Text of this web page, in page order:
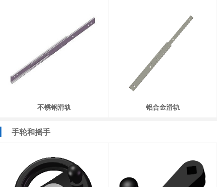
不锈钢滑轨 铝合金滑轨
手轮和摇手